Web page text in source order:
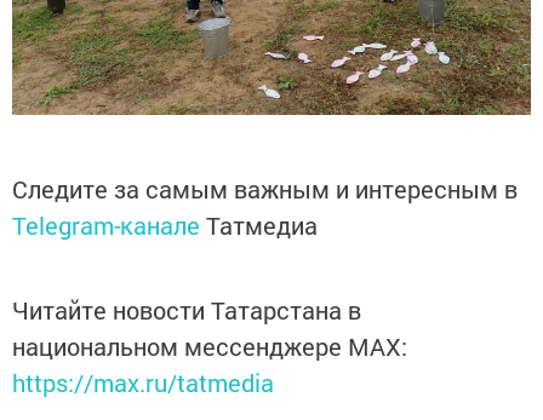
Следите за самым важным и интересным в
Telegram-канале Татмедиа
Читайте новости Татарстана в
национальном мессенджере MАХ:
https://max.ru/tatmedia